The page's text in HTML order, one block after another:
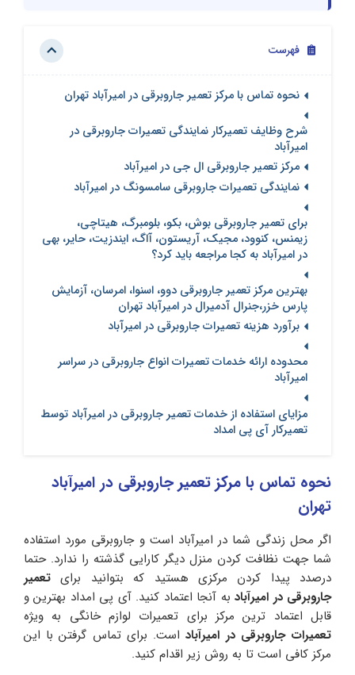
فهرست
نحوه تماس با مرکز تعمیر جاروبرقی در امیرآباد تهران
شرح وظایف تعمیرکار نمایندگی تعمیرات جاروبرقی در
امیرآباد
مرکز تعمیر جاروبرقی ال جی در امیرآباد
نمایندگی تعمیرات جاروبرقی سامسونگ در امیرآباد
برای تعمیر جاروبرقی بوش، بکو، بلومبرگ، هیتاچی،
زیمنس، کنوود، مجیک، آریستون، آاگ، ایندزیت، حایر، بهی
در امیرآباد به کجا مراجعه باید کرد؟
بهترین مرکز تعمیر جاروبرقی دوو، اسنوا، امرسان، آزمایش
پارس خزر،جنرال آدمیرال در امیرآباد تهران
برآورد هزینه تعمیرات جاروبرقی در امیرآباد
محدوده ارائه خدمات تعمیرات انواع جاروبرقی در سراسر
امیرآباد
مزایای استفاده از خدمات تعمیر جاروبرقی در امیرآباد توسط
تعمیرکار آی پی امداد
نحوه تماس با مرکز تعمیر جاروبرقی در امیرآباد
تهران
اگر محل زندگی شما در امیرآباد است و جاروبرقی مورد استفاده
شما جهت نظافت کردن منزل دیگر کارایی گذشته را ندارد. حتما
درصدد پیدا کردن مرکزی هستید که بتوانید برای تعمیر
جاروبرقی در امیرآبادبه آنجا اعتماد کنید. آی پی امداد بهترین و
قابل اعتماد ترین مرکز برای تعمیرات لوازم خانگی به ویژه
تعمیرات جاروبرقی در امیرآباداست. برای تماس گرفتن با این
مرکز کافی است تا به روش زیر اقدام کنید.